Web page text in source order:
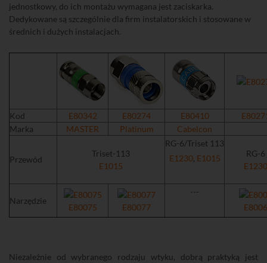
jednostkowy, do ich montażu wymagana jest zaciskarka.
Dedykowane są szczególnie dla firm instalatorskich i stosowane w
średnich i dużych instalacjach.
Kod E80342 E80274 E80410
Marka
MASTER Platinum Cabelcon
Przewód
Triset-113
E1015
RG-6/Triset 113
E1230, E1015
RG-6
E1230
Narzędzie
E80075 E80077
---
E8006
Niezależnie od wybranego rodzaju wtyku, dobrą praktyką jest